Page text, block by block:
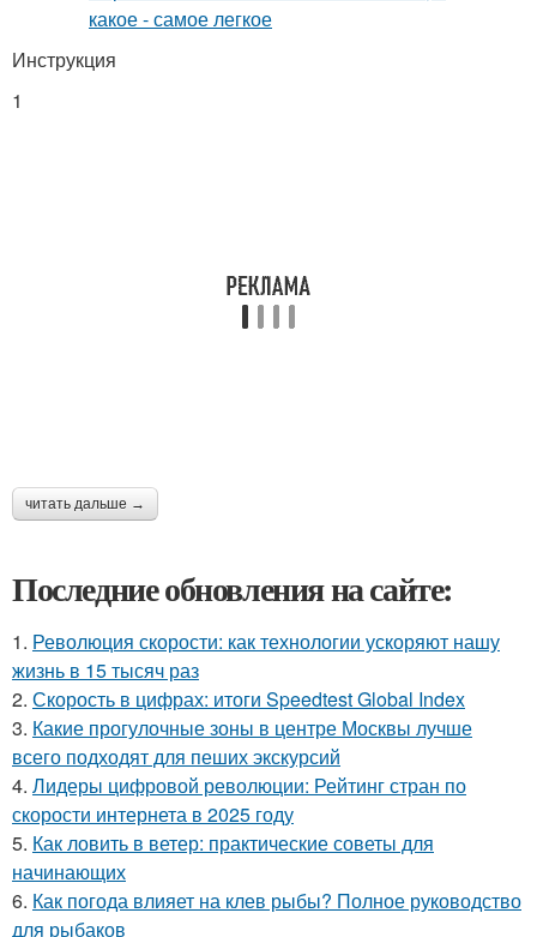
Инструкция
1
читать дальше →
Последние обновления на сайте:
1. Революция скорости: как технологии ускоряют нашу
жизнь в 15 тысяч раз
2. Скорость в цифрах: итоги Speedtest Global Index
3. Какие прогулочные зоны в центре Москвы лучше
всего подходят для пеших экскурсий
4. Лидеры цифровой революции: Рейтинг стран по
скорости интернета в 2025 году
5. Как ловить в ветер: практические советы для
начинающих
6. Как погода влияет на клев рыбы? Полное руководство
для рыбаков